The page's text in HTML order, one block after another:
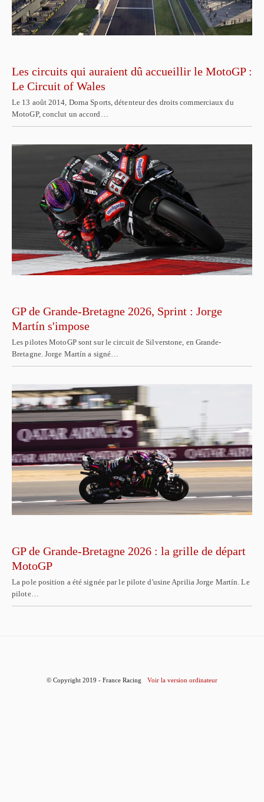
Les circuits qui auraient dû accueillir le MotoGP :
Le Circuit of Wales
Le 13 août 2014, Dorna Sports, détenteur des droits commerciaux du
MotoGP, conclut un accord…
GP de Grande-Bretagne 2026, Sprint : Jorge
Martín s'impose
Les pilotes MotoGP sont sur le circuit de Silverstone, en Grande-
Bretagne. Jorge Martín a signé…
GP de Grande-Bretagne 2026 : la grille de départ
MotoGP
La pole position a été signée par le pilote d'usine Aprilia Jorge Martín. Le
pilote…
© Copyright 2019 - France Racing Voir la version ordinateur